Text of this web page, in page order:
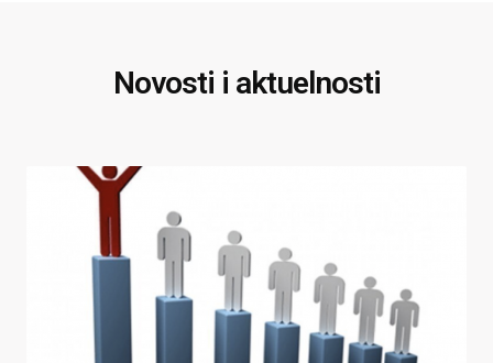
Novosti i aktuelnosti